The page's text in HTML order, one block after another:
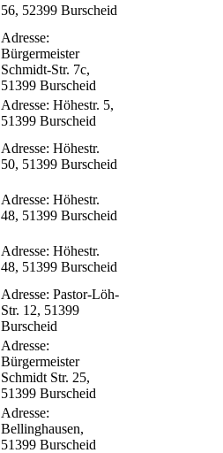
56, 52399 Burscheid
Adresse:
Bürgermeister
Schmidt-Str. 7c,
51399 Burscheid
Adresse: Höhestr. 5,
51399 Burscheid
Adresse: Höhestr.
50, 51399 Burscheid
Adresse: Höhestr.
48, 51399 Burscheid
Adresse: Höhestr.
48, 51399 Burscheid
Adresse: Pastor-Löh-
Str. 12, 51399
Burscheid
Adresse:
Bürgermeister
Schmidt Str. 25,
51399 Burscheid
Adresse:
Bellinghausen,
51399 Burscheid